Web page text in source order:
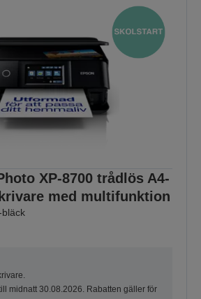
XP-8700 trådlös A4-
med multifunktion
midnatt 30.08.2026. Rabatten gäller för